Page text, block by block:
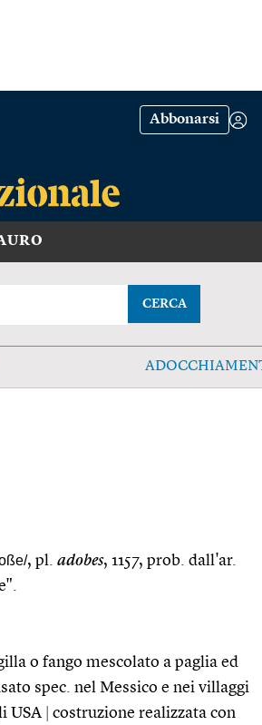
Abbonarsi
CERCA
, pl. adobes, 1157, prob. dall'ar.
o fango mescolato a paglia ed
spec. nel Messico e nei villaggi
USA
costruzione realizzata con